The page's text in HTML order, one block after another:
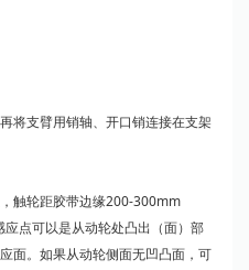
将支臂用销轴、开口销连接在支架
触轮距胶带边缘200-300mm
点可以是从动轮处凸出（面）部
面。如果从动轮侧面无凹凸面，可